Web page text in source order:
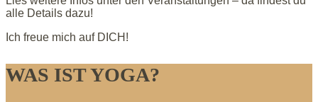
alle Details dazu!
Ich freue mich auf DICH!
WAS IST YOGA?